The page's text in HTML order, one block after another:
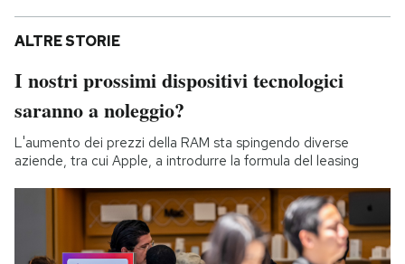
ALTRE STORIE
I nostri prossimi dispositivi tecnologici
saranno a noleggio?
L'aumento dei prezzi della RAM sta spingendo diverse
aziende, tra cui Apple, a introdurre la formula del leasing